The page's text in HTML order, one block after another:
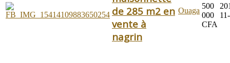
de 285 m2 en
vente à
nagrin
Ouaga
500
000
CFA